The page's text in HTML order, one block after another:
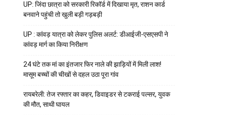
UP: जिंदा छात्रा को सरकारी रिकॉर्ड में दिखाया मृत, राशन कार्ड
बनवाने पहुंची तो खुली बड़ी गड़बड़ी
UP : कांवड़ यात्रा को लेकर पुलिस अलर्ट: डीआईजी-एसएसपी ने
कांवड़ मार्ग का किया निरीक्षण
24 घंटे तक मां का इंतजार फिर नाले की झाड़ियों में मिली लाश!
मासूम बच्चों की चीखों से दहल उठा पूरा गांव
रायबरेली: तेज रफ्तार का कहर, डिवाइडर से टकराई पल्सर, युवक
की मौत, साथी घायल